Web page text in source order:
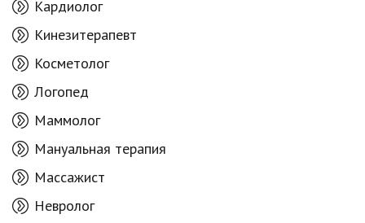
Кардиолог
Кинезитерапевт
Косметолог
Логопед
Маммолог
Мануальная терапия
Массажист
Невролог